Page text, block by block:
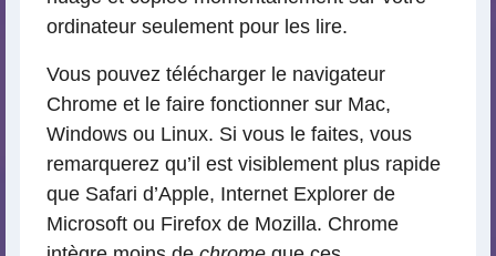
ordinateur seulement pour les lire.
Vous pouvez télécharger le navigateur
Chrome et le faire fonctionner sur Mac,
Windows ou Linux. Si vous le faites, vous
remarquerez qu’il est visiblement plus rapide
que Safari d’Apple, Internet Explorer de
Microsoft ou Firefox de Mozilla. Chrome